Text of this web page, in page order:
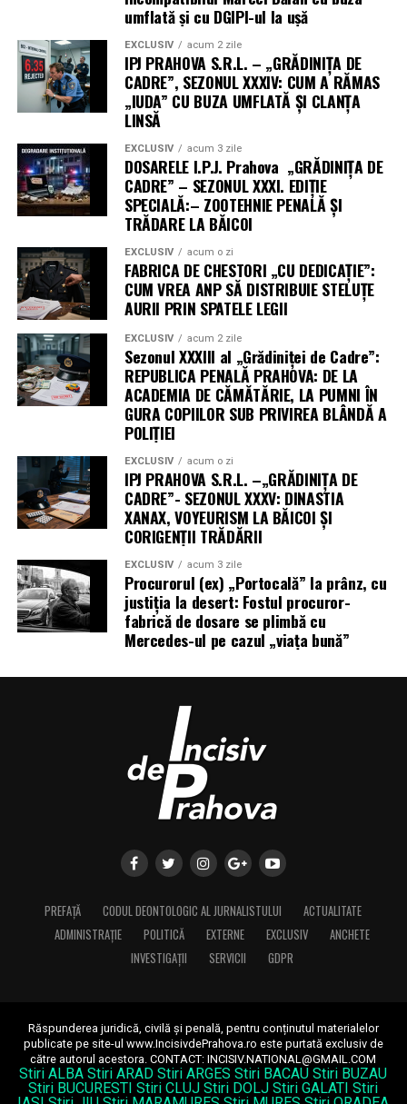
umflată și cu DGIPI-ul la ușă
EXCLUSIV acum 2 zile
IPJ PRAHOVA S.R.L. – „GRĂDINIȚA DE
CADRE”, SEZONUL XXXIV: CUM A RĂMAS
„IUDA” CU BUZA UMFLATĂ ȘI CLANȚA
LINSĂ
EXCLUSIV acum 3 zile
DOSARELE I.P.J. Prahova „GRĂDINIȚA DE
CADRE” – SEZONUL XXXI. EDIȚIE
SPECIALĂ:– ZOOTEHNIE PENALĂ ȘI
TRĂDARE LA BĂICOI
EXCLUSIV acum o zi
FABRICA DE CHESTORI „CU DEDICAȚIE”:
CUM VREA ANP SĂ DISTRIBUIE STELUȚE
AURII PRIN SPATELE LEGII
EXCLUSIV acum 2 zile
Sezonul XXXIII al „Grădiniței de Cadre”:
REPUBLICA PENALĂ PRAHOVA: DE LA
ACADEMIA DE CĂMĂTĂRIE, LA PUMNI ÎN
GURA COPIILOR SUB PRIVIREA BLÂNDĂ A
POLIȚIEI
EXCLUSIV acum o zi
IPJ PRAHOVA S.R.L. –„GRĂDINIȚA DE
CADRE”- SEZONUL XXXV: DINASTIA
XANAX, VOYEURISM LA BĂICOI ȘI
CORIGENȚII TRĂDĂRII
EXCLUSIV acum 3 zile
Procurorul (ex) „Portocală” la prânz, cu
justiția la desert: Fostul procuror-
fabrică de dosare se plimbă cu
Mercedes-ul pe cazul „viața bună”
PREFAȚĂ CODUL DEONTOLOGIC AL JURNALISTULUI
ACTUALITATE
ADMINISTRAȚIE
POLITICĂ EXTERNE EXCLUSIV
ANCHETE
INVESTIGAȚII
SERVICII GDPR
Răspunderea juridică, civilă și penală, pentru conținutul materialelor
publicate pe site-ul www.IncisivdePrahova.ro este purtată exclusiv de
către autorul acestora.CONTACT: INCISIV.NATIONAL@GMAIL.COM
Stiri ALBA Stiri ARAD Stiri ARGES Stiri BACAU Stiri BUZAU
Stiri BUCURESTI Stiri CLUJ Stiri DOLJ Stiri GALATI Stiri